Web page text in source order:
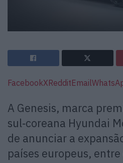
FacebookXRedditEmail
A Genesis, marca
sul‑coreana Hyundai
de anunciar a
países europeus,